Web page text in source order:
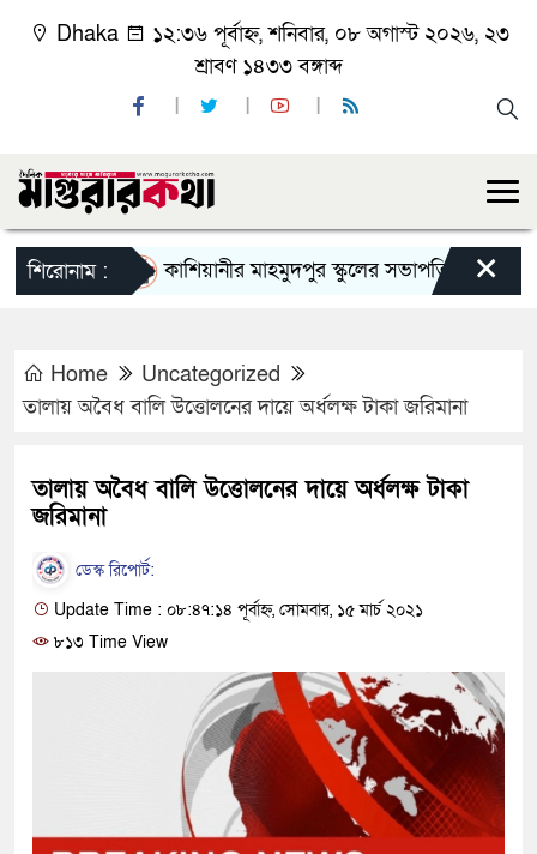
Dhaka
১২:৩৬ পূর্বাহ্ন, শনিবার, ০৮ অগাস্ট ২০২৬, ২৩
শ্রাবণ ১৪৩৩ বঙ্গাব্দ
শিরোনাম : কাশিয়ানীর মাহমুদপুর স্কুলের সভাপতি হলেন গোবিন্দ
×
Home
Uncategorized
তালায় অবৈধ বালি উত্তোলনের দায়ে অর্ধলক্ষ টাকা জরিমানা
তালায় অবৈধ বালি উত্তোলনের দায়ে অর্ধলক্ষ টাকা
জরিমানা
ডেস্ক রিপোর্ট:
Update Time : ০৮:৪৭:১৪ পূর্বাহ্ন, সোমবার, ১৫ মার্চ ২০২১
৮১৩ Time View